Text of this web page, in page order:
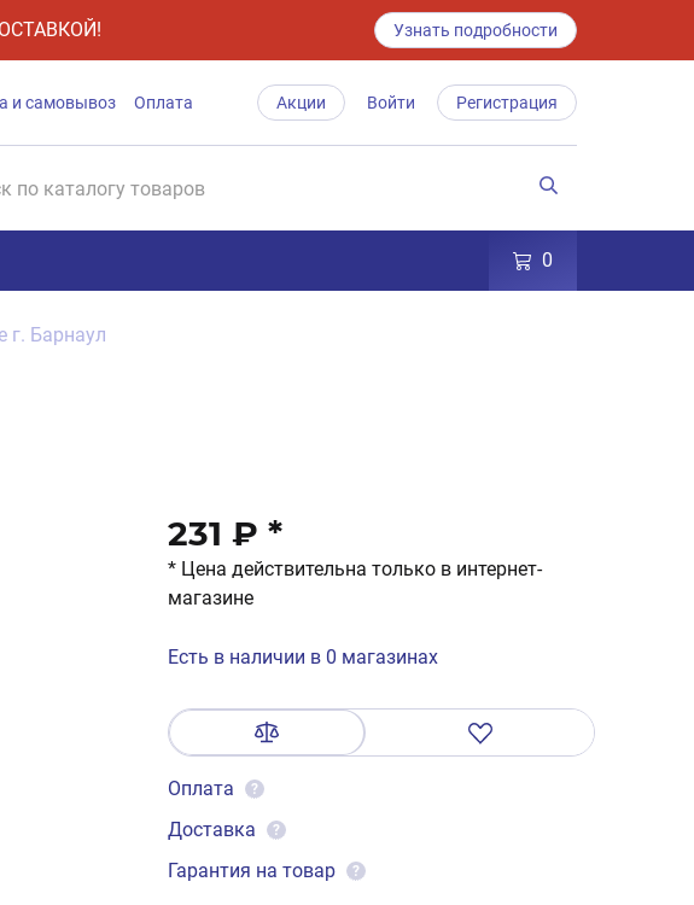
Узнать подробности
и самовывоз Оплата Акции Войти Регистрация
0
г. Барнаул
231 ₽ *
* Цена действительна только в интернет-
магазине
Есть в наличии в 0 магазинах
Оплата ?
Доставка ?
Гарантия на товар ?